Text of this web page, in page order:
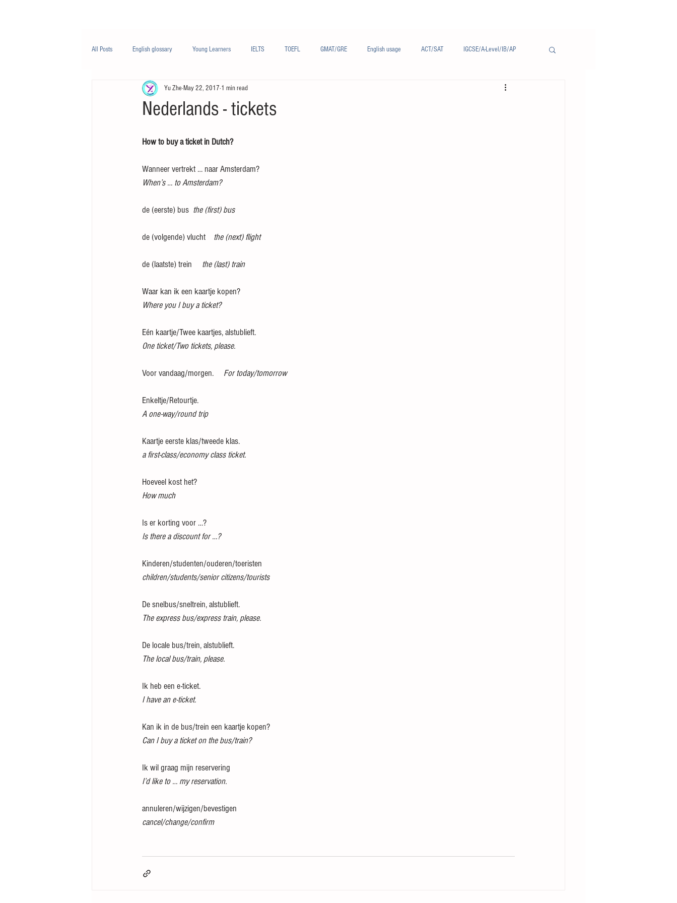
All Posts English glossary Young Learners IELTS TOEFL GMAT/GRE English usage ACT/SAT IGCSE/A-Level/IB/AP
Business English Life English
Nederlands - tickets
Yu Zhe May 22, 2017 1 min read
How to buy a ticket in Dutch?
Wanneer vertrekt … naar Amsterdam?
When’s … to Amsterdam?
de (eerste) bus the (first) bus
de (volgende) vlucht the (next) flight
de (laatste) trein the (last) train
Waar kan ik een kaartje kopen?
Where you I buy a ticket?
Eén kaartje/Twee kaartjes, alstublieft.
One ticket/Two tickets, please.
Voor vandaag/morgen. For today/tomorrow
Enkeltje/Retourtje.
A one-way/round trip
Kaartje eerste klas/tweede klas.
a first-class/economy class ticket.
Hoeveel kost het?
How much
Is er korting voor …?
Is there a discount for …?
Kinderen/studenten/ouderen/toeristen
children/students/senior citizens/tourists
De snelbus/sneltrein, alstublieft.
The express bus/express train, please.
De locale bus/trein, alstublieft.
The local bus/train, please.
Ik heb een e-ticket.
I have an e-ticket.
Kan ik in de bus/trein een kaartje kopen?
Can I buy a ticket on the bus/train?
Ik wil graag mijn reservering
I’d like to … my reservation.
annuleren/wijzigen/bevestigen
cancel/change/confirm